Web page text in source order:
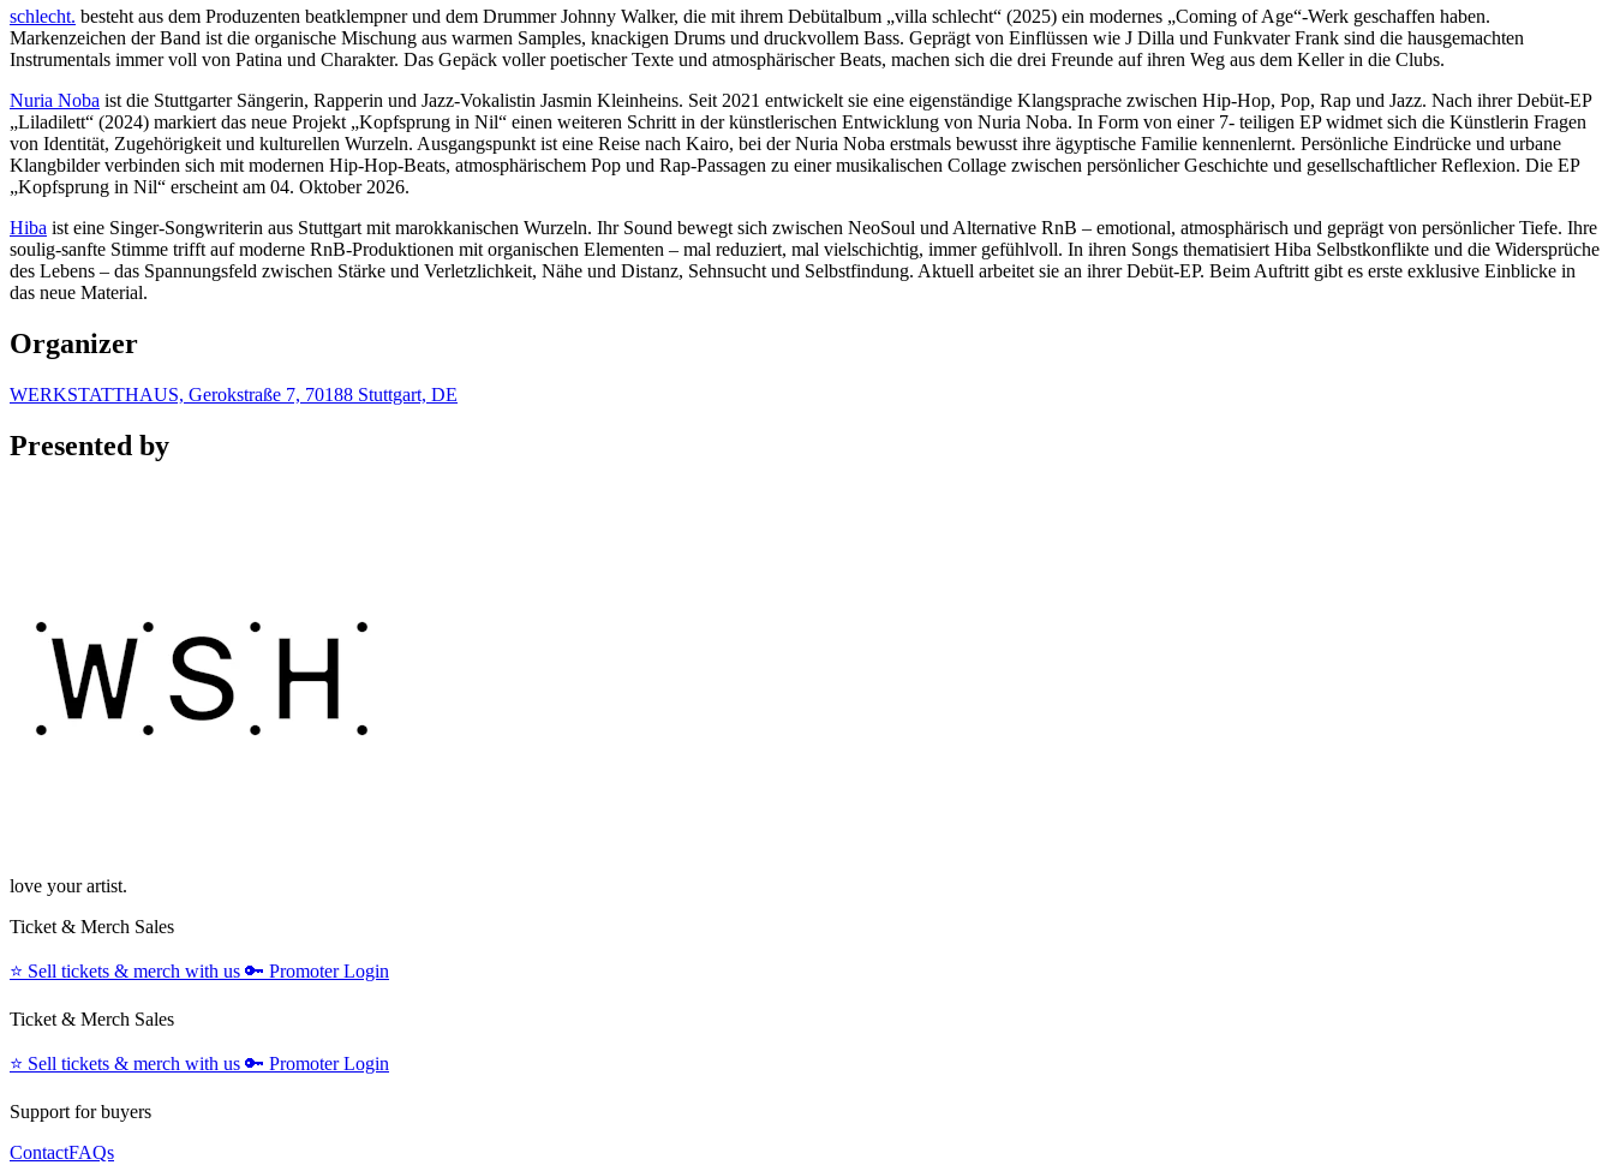
schlecht. besteht aus dem Produzenten beatklempner und dem Drummer Johnny Walker, die mit ihrem Debütalbum „villa schlecht“ (2025) ein modernes „Coming of Age“-Werk geschaffen haben.
Markenzeichen der Band ist die organische Mischung aus warmen Samples, knackigen Drums und druckvollem Bass. Geprägt von Einflüssen wie J Dilla und Funkvater Frank sind die hausgemachten
Instrumentals immer voll von Patina und Charakter. Das Gepäck voller poetischer Texte und atmosphärischer Beats, machen sich die drei Freunde auf ihren Weg aus dem Keller in die Clubs.
Nuria Noba ist die Stuttgarter Sängerin, Rapperin und Jazz-Vokalistin Jasmin Kleinheins. Seit 2021 entwickelt sie eine eigenständige Klangsprache zwischen Hip-Hop, Pop, Rap und Jazz. Nach ihrer Debüt-EP
„Liladilett“ (2024) markiert das neue Projekt „Kopfsprung in Nil“ einen weiteren Schritt in der künstlerischen Entwicklung von Nuria Noba. In Form von einer 7- teiligen EP widmet sich die Künstlerin Fragen
von Identität, Zugehörigkeit und kulturellen Wurzeln. Ausgangspunkt ist eine Reise nach Kairo, bei der Nuria Noba erstmals bewusst ihre ägyptische Familie kennenlernt. Persönliche Eindrücke und urbane
Klangbilder verbinden sich mit modernen Hip-Hop-Beats, atmosphärischem Pop und Rap-Passagen zu einer musikalischen Collage zwischen persönlicher Geschichte und gesellschaftlicher Reflexion. Die EP
„Kopfsprung in Nil“ erscheint am 04. Oktober 2026.
Hiba ist eine Singer-Songwriterin aus Stuttgart mit marokkanischen Wurzeln. Ihr Sound bewegt sich zwischen NeoSoul und Alternative RnB – emotional, atmosphärisch und geprägt von persönlicher Tiefe. Ihre
soulig-sanfte Stimme trifft auf moderne RnB-Produktionen mit organischen Elementen – mal reduziert, mal vielschichtig, immer gefühlvoll. In ihren Songs thematisiert Hiba Selbstkonflikte und die Widersprüche
des Lebens – das Spannungsfeld zwischen Stärke und Verletzlichkeit, Nähe und Distanz, Sehnsucht und Selbstfindung. Aktuell arbeitet sie an ihrer Debüt-EP. Beim Auftritt gibt es erste exklusive Einblicke in
das neue Material.
Organizer
WERKSTATTHAUS, Gerokstraße 7, 70188 Stuttgart, DE
Presented by
love your artist.
Ticket & Merch Sales
⭐️ Sell tickets & merch with us 🔑 Promoter Login
Ticket & Merch Sales
⭐️ Sell tickets & merch with us 🔑 Promoter Login
Support for buyers
ContactFAQs